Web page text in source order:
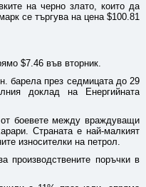
на черно злато, които да
се търгува на цена $100.81
$7.46 във вторник.
барела през седмицата до 29
доклад на Енергийната
боевете между враждуващи
Страната е най-малкият
износителки на петрол.
производствените поръчки в